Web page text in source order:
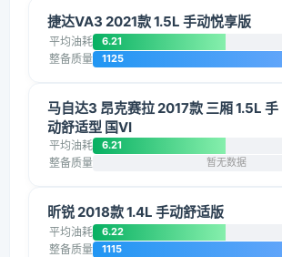
捷达VA3 2021款 1.5L 手动悦享版
平均油耗 6.21
整备质量 1125
马自达3 昂克赛拉 2017款 三厢 1.5L 手
动舒适型 国VI
平均油耗 6.21
整备质量 暂无数据
昕锐 2018款 1.4L 手动舒适版
平均油耗 6.22
整备质量 1115